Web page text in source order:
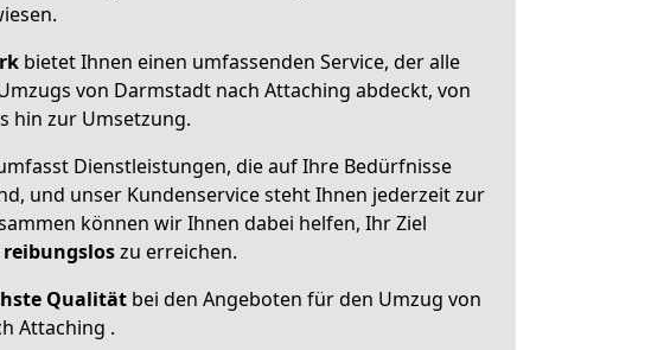
bietet Ihnen einen umfassenden Service, der alle
von Darmstadt nach Attaching abdeckt, von
hin zur Umsetzung.
Dienstleistungen, die auf Ihre Bedürfnisse
und unser Kundenservice steht Ihnen jederzeit zur
können wir Ihnen dabei helfen, Ihr Ziel
zu erreichen.
Qualität bei den Angeboten für den Umzug von
Attaching .